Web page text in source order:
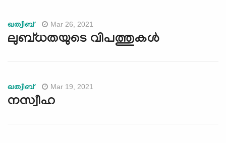
ഖത്വീബ് Mar 26, 2021
ലുബ്ധതയുടെ വിപത്തുകള്‍
ഖത്വീബ് Mar 19, 2021
നസ്വീഹ